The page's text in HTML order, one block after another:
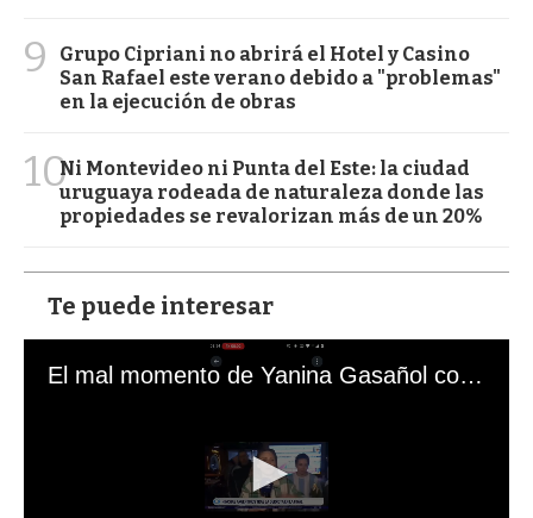
9
Grupo Cipriani no abrirá el Hotel y Casino
San Rafael este verano debido a "problemas"
en la ejecución de obras
10Ni Montevideo ni Punta del Este: la ciudad
uruguaya rodeada de naturaleza donde las
propiedades se revalorizan más de un 20%
Te puede interesar
El mal momento de Yanina Gasañol con un hincha argentino en "Subrayado"